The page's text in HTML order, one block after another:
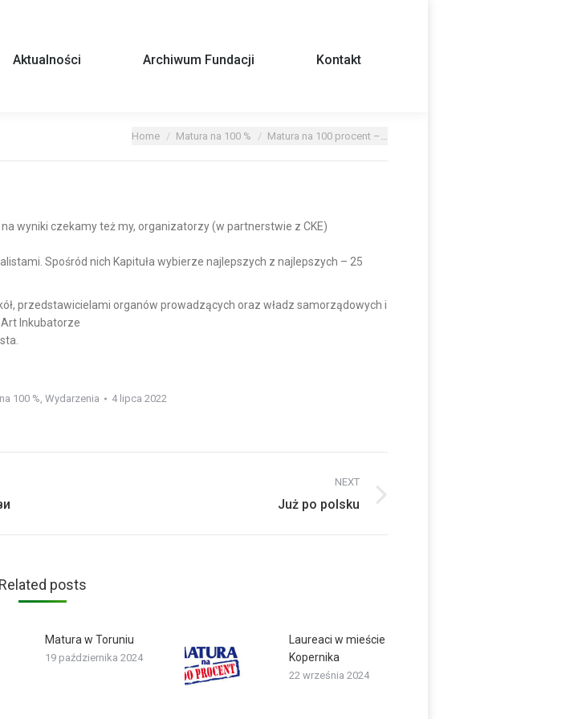
Aktualności Archiwum Fundacji Kontakt
Home Matura na 100 % Matura na 100 procent –…
wyniki czekamy też my, organizatorzy (w partnerstwie z CKE)
Spośród nich Kapituła wybierze najlepszych z najlepszych – 25
przedstawicielami organów prowadzących oraz władz samorządowych i
Inkubatorze
100 %, Wydarzenia 4 lipca 2022
NEXT
Już po polsku
Related posts
Matura w Toruniu
19 października 2024
Laureaci w mieście
Kopernika
22 września 2024